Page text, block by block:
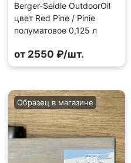
Berger-Seidle OutdoorOil
цвет Red Pine / Pinie
полуматовое 0,125 л
от 2550 ₽/шт.
Образец в магазине